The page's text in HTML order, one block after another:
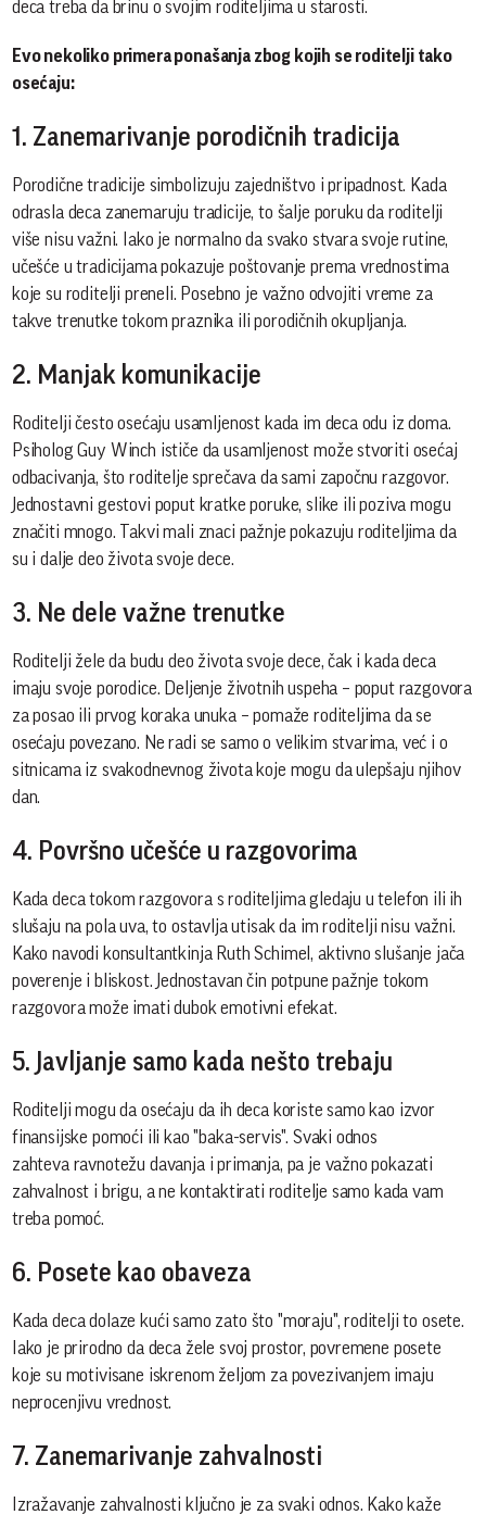
deca treba da brinu o svojim roditeljima u starosti.
Evo nekoliko primera ponašanja zbog kojih se roditelji tako
osećaju:
1. Zanemarivanje porodičnih tradicija
Porodične tradicije simbolizuju zajedništvo i pripadnost. Kada
odrasla deca zanemaruju tradicije, to šalje poruku da roditelji
više nisu važni. Iako je normalno da svako stvara svoje rutine,
učešće u tradicijama pokazuje poštovanje prema vrednostima
koje su roditelji preneli. Posebno je važno odvojiti vreme za
takve trenutke tokom praznika ili porodičnih okupljanja.
2. Manjak komunikacije
Roditelji često osećaju usamljenost kada im deca odu iz doma.
Psiholog Guy Winch ističe da usamljenost može stvoriti osećaj
odbacivanja, što roditelje sprečava da sami započnu razgovor.
Jednostavni gestovi poput kratke poruke, slike ili poziva mogu
značiti mnogo. Takvi mali znaci pažnje pokazuju roditeljima da
su i dalje deo života svoje dece.
3. Ne dele važne trenutke
Roditelji žele da budu deo života svoje dece, čak i kada deca
imaju svoje porodice. Deljenje životnih uspeha – poput razgovora
za posao ili prvog koraka unuka – pomaže roditeljima da se
osećaju povezano. Ne radi se samo o velikim stvarima, već i o
sitnicama iz svakodnevnog života koje mogu da ulepšaju njihov
dan.
4. Površno učešće u razgovorima
Kada deca tokom razgovora s roditeljima gledaju u telefon ili ih
slušaju na pola uva, to ostavlja utisak da im roditelji nisu važni.
Kako navodi konsultantkinja Ruth Schimel, aktivno slušanje jača
poverenje i bliskost. Jednostavan čin potpune pažnje tokom
razgovora može imati dubok emotivni efekat.
5. Javljanje samo kada nešto trebaju
Roditelji mogu da osećaju da ih deca koriste samo kao izvor
finansijske pomoći ili kao "baka-servis". Svaki odnos
zahteva ravnotežu davanja i primanja, pa je važno pokazati
zahvalnost i brigu, a ne kontaktirati roditelje samo kada vam
treba pomoć.
6. Posete kao obaveza
Kada deca dolaze kući samo zato što "moraju", roditelji to osete.
Iako je prirodno da deca žele svoj prostor, povremene posete
koje su motivisane iskrenom željom za povezivanjem imaju
neprocenjivu vrednost.
7. Zanemarivanje zahvalnosti
Izražavanje zahvalnosti ključno je za svaki odnos. Kako kaže